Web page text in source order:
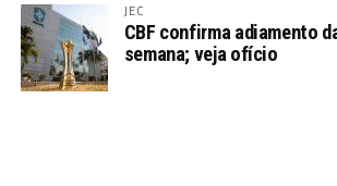
JEC
CBF confirma adiamento
semana; veja ofício